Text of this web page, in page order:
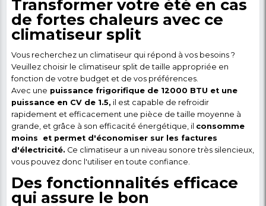
POLITIQUE DE RETOUR
Marque Modèle Category
SIGNATURE SJ-12KT1
Gros
électro
ménager
Climatiseur-Slipt SIGNATURE - 1.5 CV - SJ-12KT1-
Avec option WIFI Intergré- Blanc -
Détail du produit